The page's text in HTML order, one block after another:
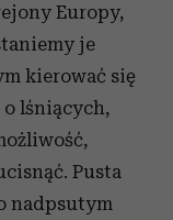
Europy,
je
kierować się
lśniących,
Pusta
nadpsutym